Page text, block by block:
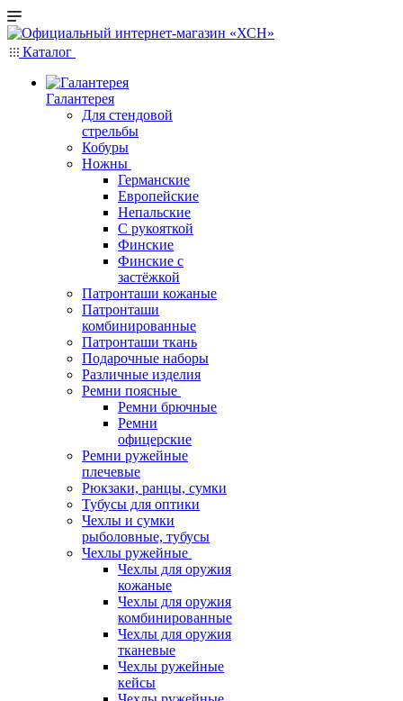
Каталог
Галантерея
Для стендовой
стрельбы
Кобуры
Ножны
Германские
Европейские
Непальские
С рукояткой
Финские
Финские с
застёжкой
Патронташи кожаные
Патронташи
комбинированные
Патронташи ткань
Подарочные наборы
Различные изделия
Ремни поясные
Ремни брючные
Ремни
офицерские
Ремни ружейные
плечевые
Рюкзаки, ранцы, сумки
Тубусы для оптики
Чехлы и сумки
рыболовные, тубусы
Чехлы ружейные
Чехлы для оружия
кожаные
Чехлы для оружия
комбинированные
Чехлы для оружия
тканевые
Чехлы ружейные
кейсы